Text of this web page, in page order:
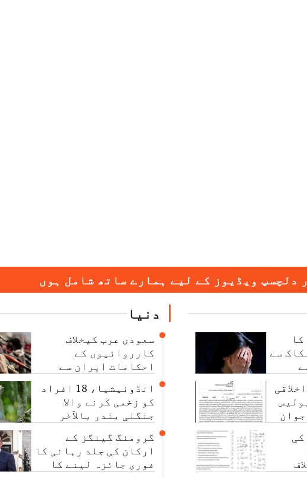
دلچسپ ویڈیوز کے لیے ہمارے ساتھ شامل ہوں
سے
38 نوجوان
کی
دنیا
سعودی عرب کیخلاف
کارروائیوں کے
احکامات ایران سے
عہدیدار
انڈونیشیا، 18 افراد
کو زخمی کرنے والا
جنگلی بندر بالآخر
گرومنگ گینگز کے
ارکان کی جلد رہائی کا
فوری جائزہ لینے کا